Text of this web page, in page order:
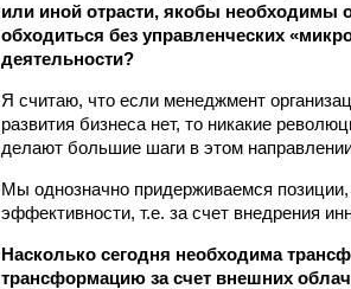
или иной отрасти, якобы необходимы
обходиться без управленческих
деятельности?
Я считаю, что если менеджмент
развития бизнеса нет, то никакие
делают большие шаги в этом
Мы однозначно придерживаемся
эффективности, т.е. за счет внедрения
Насколько сегодня необходима
трансформацию за счет внешних